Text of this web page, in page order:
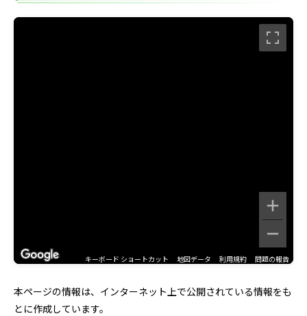
キーボード ショートカット 地図データ 利用規約 問題の報告
本ページの情報は、インターネット上で公開されている情報をも
とに作成しています。